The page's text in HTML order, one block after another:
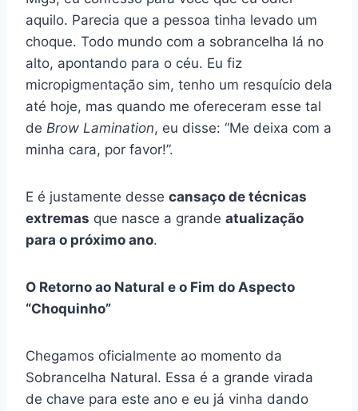
aquilo. Parecia que a pessoa tinha levado um
choque. Todo mundo com a sobrancelha lá no
alto, apontando para o céu. Eu fiz
micropigmentação sim, tenho um resquício dela
até hoje, mas quando me ofereceram esse tal
de Brow Lamination, eu disse: “Me deixa com a
minha cara, por favor!”.
E é justamente desse cansaço de técnicas
extremas que nasce a grande atualização
para o próximo ano.
O Retorno ao Natural e o Fim do Aspecto
“Choquinho”
Chegamos oficialmente ao momento da
Sobrancelha Natural. Essa é a grande virada
de chave para este ano e eu já vinha dando